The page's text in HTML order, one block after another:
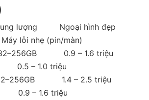
lượng Ngoại hình đẹp
lỗi nhẹ (pin/màn)
0.9 – 1.6 triệu
0.5 – 1.0 triệu
32–256GB 1.4 – 2.5 triệu
0.9 – 1.6 triệu